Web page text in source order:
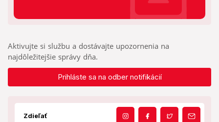
Aktivujte si službu a dostávajte upozornenia na
najdôležitejšie správy dňa.
Prihláste sa na odber notifikácií
Zdieľať